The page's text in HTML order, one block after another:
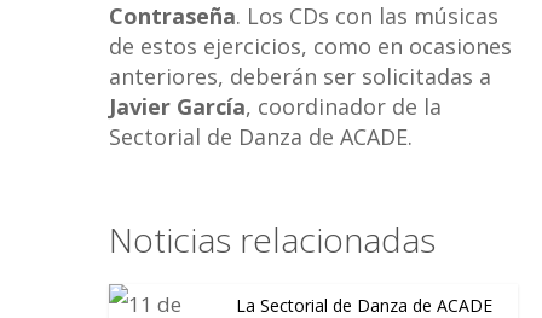
Contraseña. Los CDs con las músicas
de estos ejercicios, como en ocasiones
anteriores, deberán ser solicitadas a
Javier García, coordinador de la
Sectorial de Danza de ACADE.
Noticias relacionadas
La Sectorial de Danza de ACADE